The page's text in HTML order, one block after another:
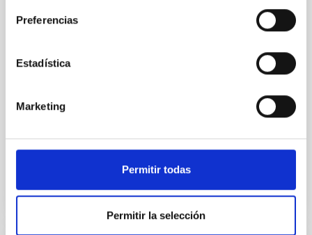
Preferencias
Estadística
Marketing
Permitir todas
Permitir la selección
probe of possible departures from the collisionless
cold dark matter (CDM) paradigm, since cored stellar
systems. Photometry alone offers
NÚMERO DE CITAS 0